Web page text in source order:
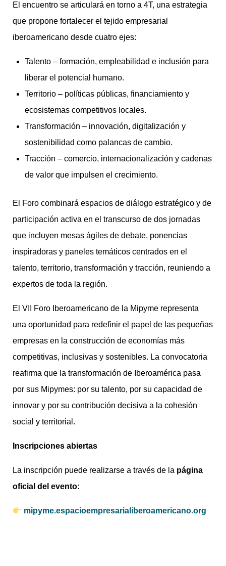
El encuentro se articulará en torno a 4T, una estrategia
que propone fortalecer el tejido empresarial
iberoamericano desde cuatro ejes:
Talento – formación, empleabilidad e inclusión para
liberar el potencial humano.
Territorio – políticas públicas, financiamiento y
ecosistemas competitivos locales.
Transformación – innovación, digitalización y
sostenibilidad como palancas de cambio.
Tracción – comercio, internacionalización y cadenas
de valor que impulsen el crecimiento.
El Foro combinará espacios de diálogo estratégico y de
participación activa en el transcurso de dos jornadas
que incluyen mesas ágiles de debate, ponencias
inspiradoras y paneles temáticos centrados en el
talento, territorio, transformación y tracción, reuniendo a
expertos de toda la región.
El VII Foro Iberoamericano de la Mipyme representa
una oportunidad para redefinir el papel de las pequeñas
empresas en la construcción de economías más
competitivas, inclusivas y sostenibles. La convocatoria
reafirma que la transformación de Iberoamérica pasa
por sus Mipymes: por su talento, por su capacidad de
innovar y por su contribución decisiva a la cohesión
social y territorial.
Inscripciones abiertas
La inscripción puede realizarse a través de la página
oficial del evento:
mipyme.espacioempresarialiberoamericano.org